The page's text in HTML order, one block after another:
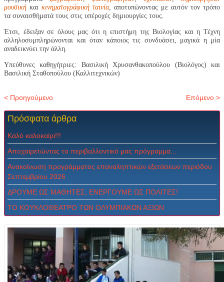
μουσική και κινηματογράφική ταινία, αποτυπώνοντας με αυτόν τον τρόπο
τα συναισθήματά τους στις υπέροχές δημιουργίες τους.
Έτσι, έδειξαν σε όλους μας ότι η επιστήμη της Βιολογίας και η Τέχνη
αλληλοσυμπληρώνονται και όταν κάποιος τις συνδυάσει, μαγικά η μία
αναδεικνύει την άλλη.
Υπεύθυνες καθηγήτριες: Βασιλική Χρυσανθακοπούλου (Βιολόγος) και
Βασιλική Σταθοπούλου (Καλλιτεχνικών)
< Προηγούμενο Επόμενο >
Πρόσφατα άρθρα
Καλό καλοκαίρι!!!
Αποχαιρετώντας το περιβαλλοντικό μας πρόγραμμα...
Ανακοίνωση προγράμματος επαναληπτικών εξετάσεων περιόδου
Σεπτεμβρίου 2026
ΔPOYME ΩΣ MAΘHTEΣ, ENEPΓOYME ΩΣ ΠOΛITEΣ!
ΤΟ ΚΟΥΚΛΟΘΕΑΤΡΟ ΤΩΝ ΟΛΥΜΠΙΑΚΩΝ ΑΞΙΩΝ